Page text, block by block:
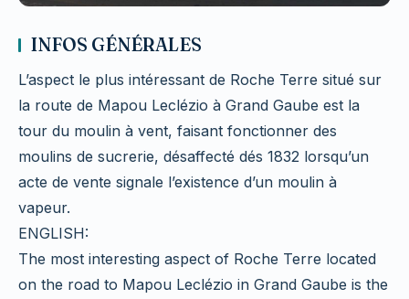
INFOS GÉNÉRALES
L’aspect le plus intéressant de Roche Terre situé sur
la route de Mapou Leclézio à Grand Gaube est la
tour du moulin à vent, faisant fonctionner des
moulins de sucrerie, désaffecté dés 1832 lorsqu’un
acte de vente signale l’existence d’un moulin à
vapeur.
ENGLISH:
The most interesting aspect of Roche Terre located
on the road to Mapou Leclézio in Grand Gaube is the